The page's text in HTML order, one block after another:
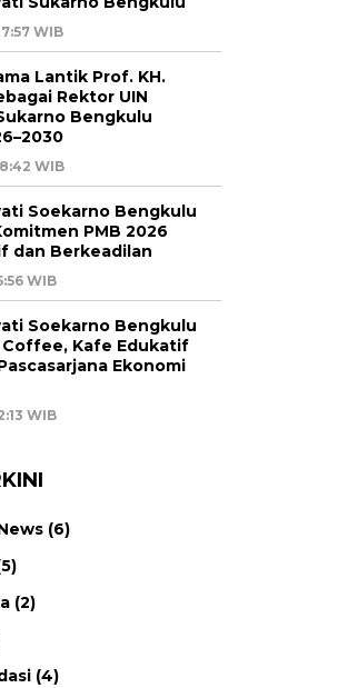
WIB
Lantik Prof. KH.
Rektor UIN
Bengkulu
WIB
Soekarno Bengkulu
PMB 2026
dan Berkeadilan
WIB
Soekarno Bengkulu
Coffee, Kafe Edukatif
Ekonomi
WIB
(6)
(2)
(4)